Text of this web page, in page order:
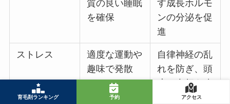
育毛剤ランキング 予約 アクセス
質の良い睡眠
を確保
す成長ホルモ
ンの分泌を促
進
ストレス
適度な運動や
趣味で発散
自律神経の乱
れを防ぎ、頭
皮の血行を改